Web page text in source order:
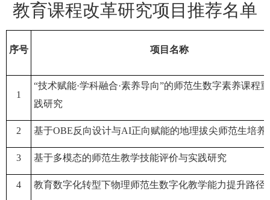
教育课程改革研究项目推荐名单
序号 项目名称
1
“技术赋能·学科融合·素养导向”的师范生数字素养课程
践研究
2 基于OBE反向设计与AI正向赋能的地理拔尖师范生培养
3 基于多模态的师范生教学技能评价与实践研究
4 教育数字化转型下物理师范生数字化教学能力提升路径